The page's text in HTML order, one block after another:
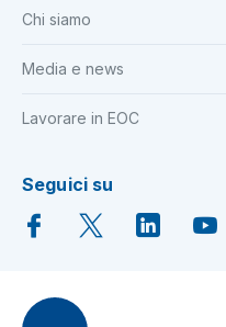
Chi siamo
Media e news
Lavorare in EOC
Seguici su